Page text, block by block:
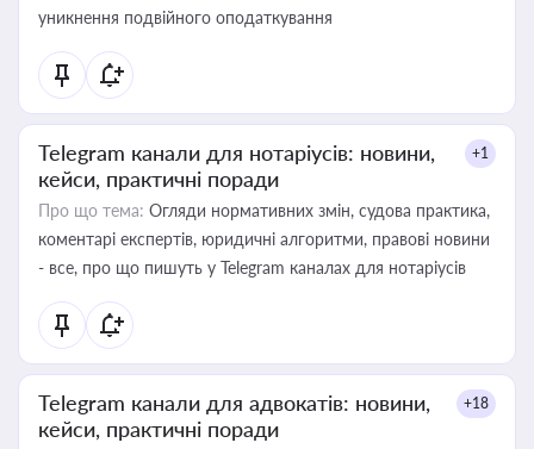
уникнення подвійного оподаткування
Telegram канали для нотаріусів: новини,
кейси, практичні поради
+1
Про що тема: Огляди нормативних змін, судова практика,
коментарі експертів, юридичні алгоритми, правові новини
- все, про що пишуть у Telegram каналах для нотаріусів
Telegram канали для адвокатів: новини,
кейси, практичні поради
+18